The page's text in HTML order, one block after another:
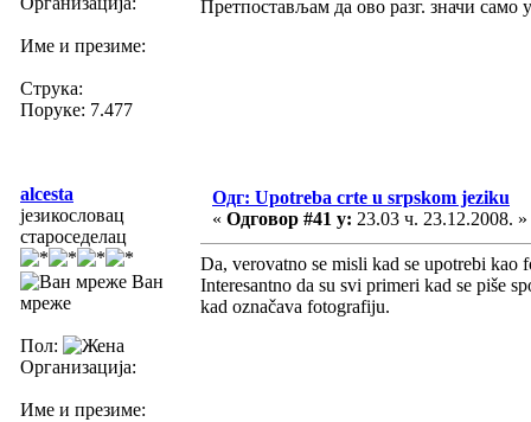
Име и презиме:
Струка:
Поруке: 7.477
Претпостављам да ово разг. значи само
alcesta
језикословац
староседелац
Ван
мреже
Пол:
Организација:
Име и презиме:
Одг: Upotreba crte u srpskom jeziku
« Одговор #41 у: 23.03 ч. 23.12.2008. »
Da, verovatno se misli kad se upotrebi kao
Interesantno da su svi primeri kad se piše
kad označava fotografiju.